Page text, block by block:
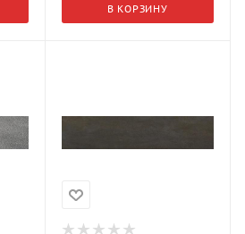
В КОРЗИНУ